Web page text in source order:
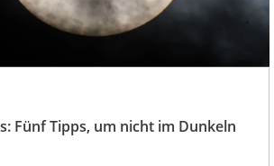
Fünf Tipps, um nicht im Dunkeln